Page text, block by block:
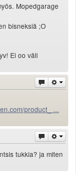
Mopedgarage
bisneksiä ;O
Ei oo väli
product_ ...
tukkia? ja miten